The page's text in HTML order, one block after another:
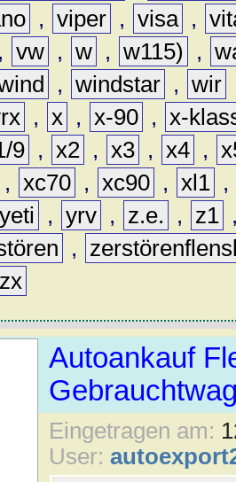
, viper , visa ,
, vw , w , w115) ,
, windstar , wir
, x , x-90 , x-
9 , x2 , x3 , x4 ,
, xc70 , xc90 , xl1 ,
yeti , yrv , z.e. , z1
,
zx
Autoankauf
Eingetragen am:
User: